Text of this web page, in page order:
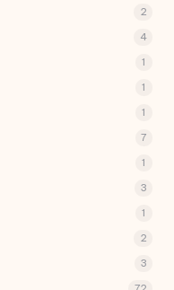
2
4
1
1
1
7
1
3
1
2
3